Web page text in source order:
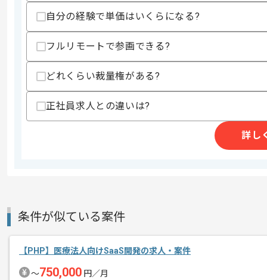
上記に似た経験やスキルをお持ちであれば申
精算・お支払い
精算基準時間
支払いサイト
15日
エージェントからのコ
メント
eコマースシステム開発支援案件に携わ
自分の経験で単価はいくらになる?
フルリモートで参画できる?
どれくらい裁量権がある?
正社員求人との違いは?
詳し
条件が似ている案件
【PHP】医療法人向けSaaS開発の求人・案件
〜750,000 円／月